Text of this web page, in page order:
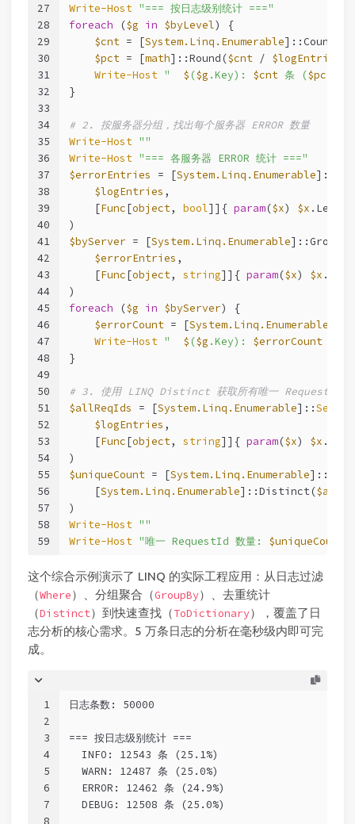
27
28
29
30
31
32
33
34
35
36
37
38
39
40
41
42
43
44
45
46
47
48
49
50
51
52
53
54
55
56
57
58
59
Write-Host "=== 按日志级别统计 ==="
foreach ($g in $byLevel) {
$cnt = [System.Linq.Enumerable]::Count(
$pct = [math]::Round($cnt / $logEntries
Write-Host " $ ($g .Key): $cnt 条 ($pct
}
# 2. 按服务器分组，找出每个服务器 ERROR 数量
Write-Host ""
Write-Host "=== 各服务器 ERROR 统计 ==="
$errorEntries = [System.Linq.Enumerable]::
$logEntries ,
    [
Func[object, bool]]{ param($x) $x .Level
)
$byServer = [System.Linq.Enumerable
$errorEntries ,
    [
Func[object, string]]{ param($x) $x
)
foreach ($g in $byServer) {
$errorCount = [System.Linq.Enumerable
Write-Host " $ ($g .Key): $errorCount 个
}
# 3. 使用 LINQ Distinct 获取所有唯一 RequestId
$allReqIds = [System.Linq.Enumerable]::Select
$logEntries ,
    [
Func[object, string]]{ param($x) $x
)
$uniqueCount = [System.Linq.Enumerable
    [
System.Linq.Enumerable]::Distinct(
)
Write-Host ""
Write-Host "唯一 RequestId 数量: $uniqueCount
这个综合示例演示了 LINQ 的实际工程应用：从日志过滤
（Where）、分组聚合（GroupBy）、去重统计
（Distinct）到快速查找（ToDictionary），覆盖了日
志分析的核心需求。5 万条日志的分析在毫秒级内即可完
成。
1
2
3
4
5
6
7
8
日志条数: 50000
=== 按日志级别统计 ===
  INFO: 12543 条 (25.1%)
  WARN: 12487 条 (25.0%)
  ERROR: 12462 条 (24.9%)
  DEBUG: 12508 条 (25.0%)